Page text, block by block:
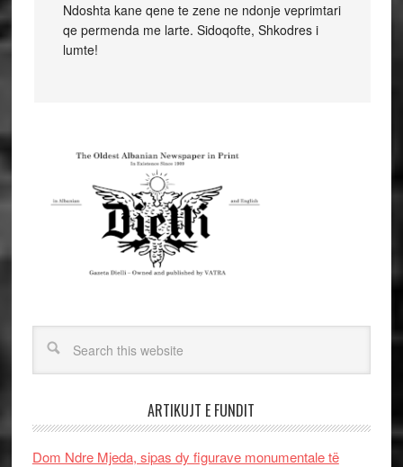
Ndoshta kane qene te zene ne ndonje veprimtari
qe permenda me larte. Sidoqofte, Shkodres i
lumte!
ARTIKUJT E FUNDIT
Dom Ndre Mjeda, sipas dy figurave monumentale të